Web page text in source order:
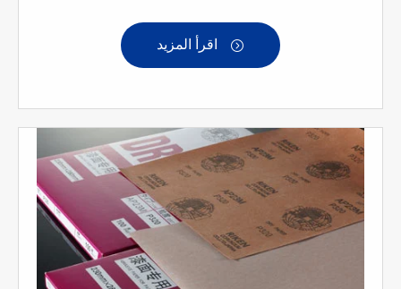
